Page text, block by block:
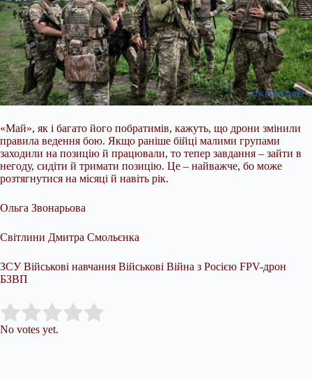
«Май», як і багато його побратимів, кажуть, що дрони змінили
правила ведення бою. Якщо раніше бійці малими групами
заходили на позицію й працювали, то тепер завдання – зайти в
негоду, сидіти й тримати позицію. Це – найважче, бо може
розтягнутися на місяці й навіть рік.
Ольга Звонарьова
Світлини Дмитра Смольєнка
ЗСУ Військові навчання Військові Війна з Росією FPV-дрон
БЗВП
Rate this item:
No votes yet.